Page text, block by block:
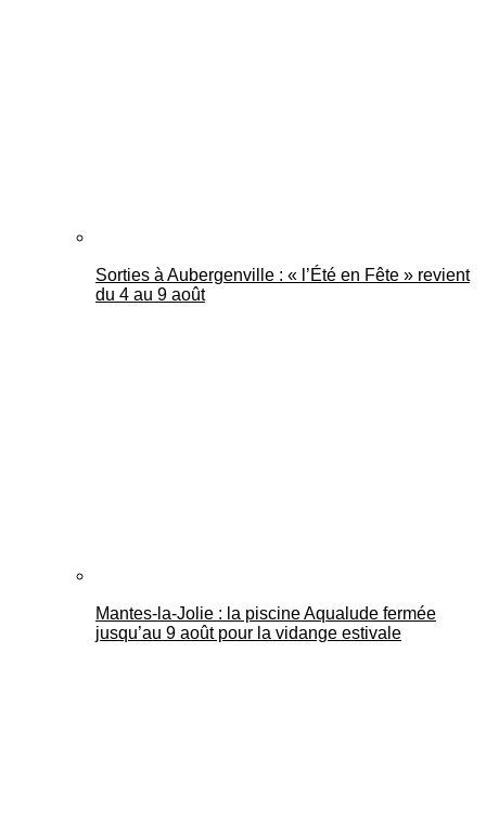
Sorties à Aubergenville : « l’Été en Fête » revient
du 4 au 9 août
Mantes-la-Jolie : la piscine Aqualude fermée
jusqu’au 9 août pour la vidange estivale